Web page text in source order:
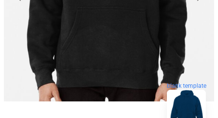
blank template